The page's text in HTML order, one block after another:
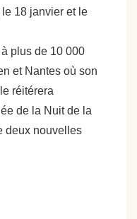
le 18 janvier et le
plus de 10 000
et Nantes où son
réitérera
de la Nuit de la
deux nouvelles